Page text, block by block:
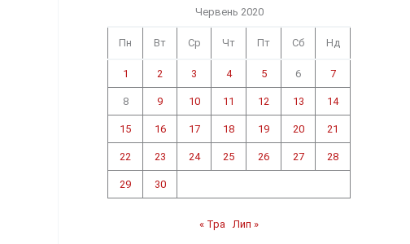
Червень 2020
Пн Вт Ср Чт Пт Сб Нд
1 2 3 4 5 6 7
8 9 10 11 12 13 14
15 16 17 18 19 20 21
22 23 24 25 26 27 28
29 30
« Тра Лип »